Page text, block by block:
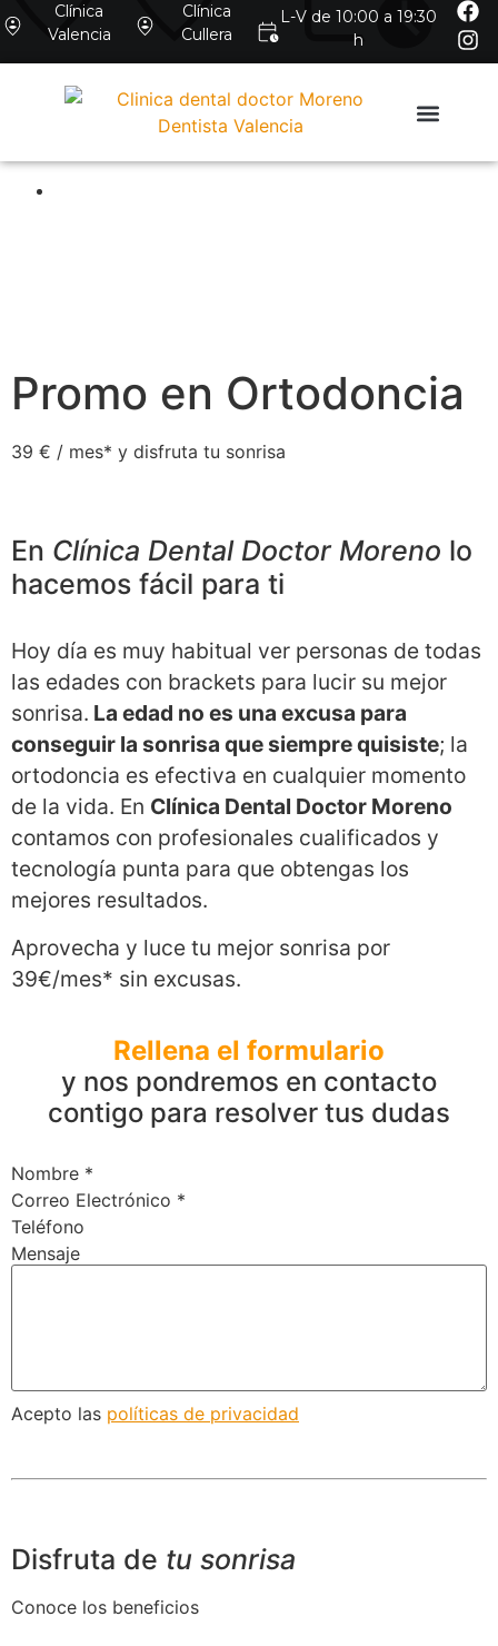
Clínica
Valencia
Clínica
Cullera
L-V de 10:00 a 19:30
h
Promo en Ortodoncia
39 € / mes* y disfruta tu sonrisa
En Clínica Dental Doctor Moreno lo
hacemos fácil para ti
Hoy día es muy habitual ver personas de todas
las edades con brackets para lucir su mejor
sonrisa. La edad no es una excusa para
conseguir la sonrisa que siempre quisiste; la
ortodoncia es efectiva en cualquier momento
de la vida. En Clínica Dental Doctor Moreno
contamos con profesionales cualificados y
tecnología punta para que obtengas los
mejores resultados.
Aprovecha y luce tu mejor sonrisa por
39€/mes* sin excusas.
Rellena el formulario
y nos pondremos en contacto
contigo para resolver tus dudas
Nombre *
Correo Electrónico *
Teléfono
Mensaje
Acepto las políticas de privacidad
Disfruta de tu sonrisa
Conoce los beneficios